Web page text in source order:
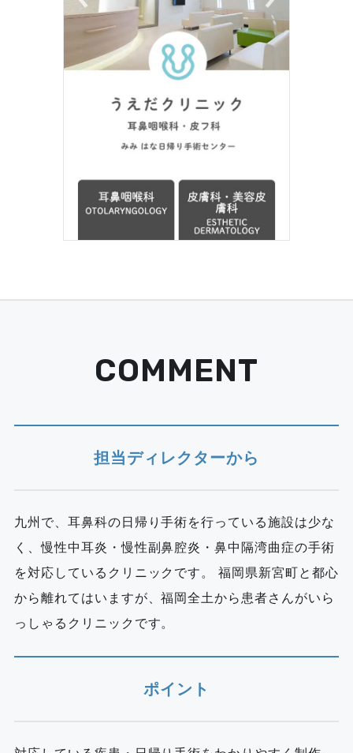
COMMENT
担当ディレクターから
九州で、耳鼻科の日帰り手術を行っている施設は少な
く、慢性中耳炎・慢性副鼻腔炎・鼻中隔湾曲症の手術
を対応しているクリニックです。 福岡県新宮町と都心
から離れてはいますが、福岡全土から患者さんがいら
っしゃるクリニックです。
ポイント